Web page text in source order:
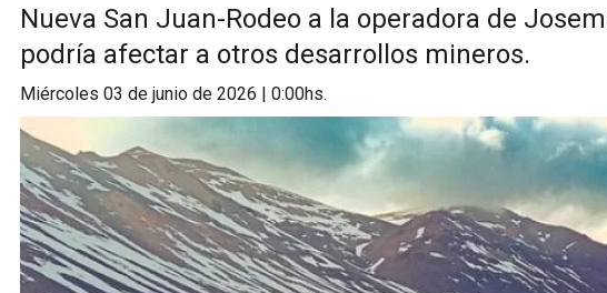
Nueva San Juan-Rodeo a la operadora de
podría afectar a otros desarrollos mineros.
miércoles 03 de junio de 2026 | 0:00hs.